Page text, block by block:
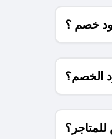
خصم ؟
الخصم؟